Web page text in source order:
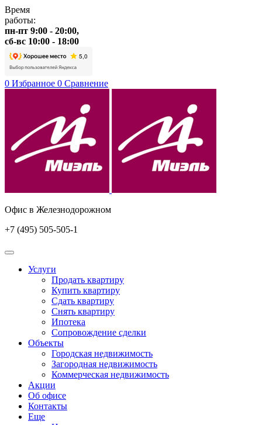
Время
работы:
пн-пт 9:00 - 20:00,
сб-вс 10:00 - 18:00
0 Избранное 0 Сравнение
Офис в Железнодорожном
+7 (495) 505-505-1
Услуги
Продать квартиру
Купить квартиру
Сдать квартиру
Снять квартиру
Ипотека
Сопровождение сделки
Объекты
Городская недвижимость
Загородная недвижимость
Коммерческая недвижимость
Акции
Об офисе
Контакты
Еще